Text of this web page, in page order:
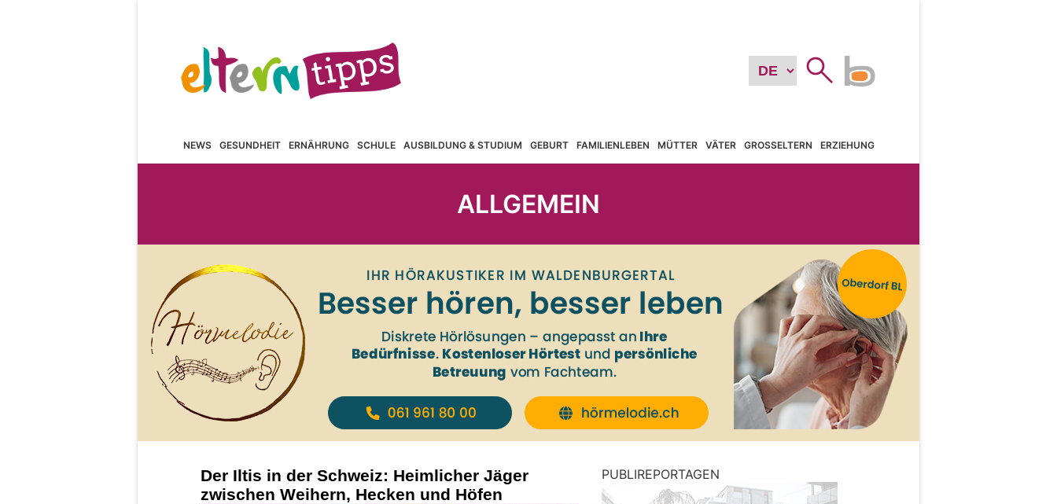
NEWS GESUNDHEIT ERNÄHRUNG SCHULE AUSBILDUNG & STUDIUM GEBURT FAMILIENLEBEN MÜTTER VÄTER GROSSELTERN ERZIEHUNG
ALLGEMEIN
Der Iltis in der Schweiz: Heimlicher Jäger
zwischen Weihern, Hecken und Höfen
PUBLIREPORTAGEN